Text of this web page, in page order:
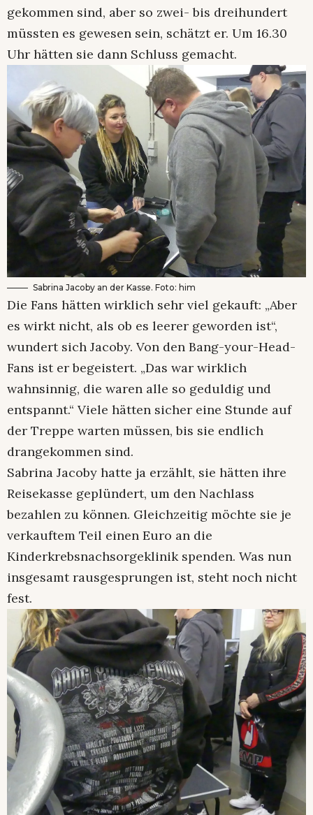
gekommen sind, aber so zwei- bis dreihundert
müssten es gewesen sein, schätzt er. Um 16.30
Uhr hätten sie dann Schluss gemacht.
Sabrina Jacoby an der Kasse. Foto: him
Die Fans hätten wirklich sehr viel gekauft: „Aber
es wirkt nicht, als ob es leerer geworden ist“,
wundert sich Jacoby. Von den Bang-your-Head-
Fans ist er begeistert. „Das war wirklich
wahnsinnig, die waren alle so geduldig und
entspannt.“ Viele hätten sicher eine Stunde auf
der Treppe warten müssen, bis sie endlich
drangekommen sind.
Sabrina Jacoby hatte ja erzählt, sie hätten ihre
Reisekasse geplündert, um den Nachlass
bezahlen zu können. Gleichzeitig möchte sie je
verkauftem Teil einen Euro an die
Kinderkrebsnachsorgeklinik spenden. Was nun
insgesamt rausgesprungen ist, steht noch nicht
fest.